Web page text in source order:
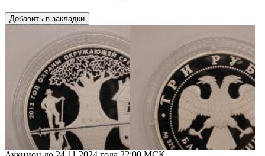
Добавить в закладки